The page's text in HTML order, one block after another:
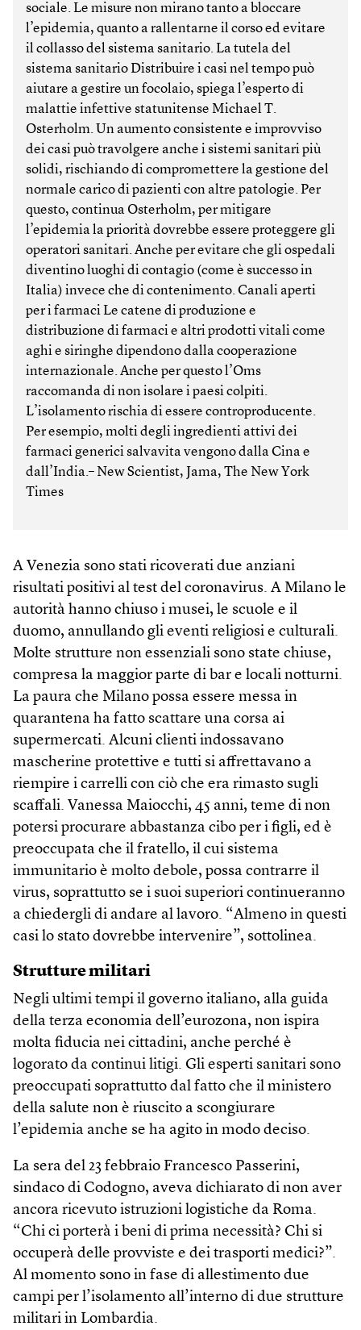
sociale. Le misure non mirano tanto a bloccare
l’epidemia, quanto a rallentarne il corso ed evitare
il collasso del sistema sanitario. La tutela del
sistema sanitario Distribuire i casi nel tempo può
aiutare a gestire un focolaio, spiega l’esperto di
malattie infettive statunitense Michael T.
Osterholm. Un aumento consistente e improvviso
dei casi può travolgere anche i sistemi sanitari più
solidi, rischiando di compromettere la gestione del
normale carico di pazienti con altre patologie. Per
questo, continua Osterholm, per mitigare
l’epidemia la priorità dovrebbe essere proteggere gli
operatori sanitari. Anche per evitare che gli ospedali
diventino luoghi di contagio (come è successo in
Italia) invece che di contenimento. Canali aperti
per i farmaci Le catene di produzione e
distribuzione di farmaci e altri prodotti vitali come
aghi e siringhe dipendono dalla cooperazione
internazionale. Anche per questo l’Oms
raccomanda di non isolare i paesi colpiti.
L’isolamento rischia di essere controproducente.
Per esempio, molti degli ingredienti attivi dei
farmaci generici salvavita vengono dalla Cina e
dall’India.– New Scientist, Jama, The New York
Times
A Venezia sono stati ricoverati due anziani
risultati positivi al test del coronavirus. A Milano le
autorità hanno chiuso i musei, le scuole e il
duomo, annullando gli eventi religiosi e culturali.
Molte strutture non essenziali sono state chiuse,
compresa la maggior parte di bar e locali notturni.
La paura che Milano possa essere messa in
quarantena ha fatto scattare una corsa ai
supermercati. Alcuni clienti indossavano
mascherine protettive e tutti si affrettavano a
riempire i carrelli con ciò che era rimasto sugli
scaffali. Vanessa Maiocchi, 45 anni, teme di non
potersi procurare abbastanza cibo per i figli, ed è
preoccupata che il fratello, il cui sistema
immunitario è molto debole, possa contrarre il
virus, soprattutto se i suoi superiori continueranno
a chiedergli di andare al lavoro. “Almeno in questi
casi lo stato dovrebbe intervenire”, sottolinea.
Strutture militari
Negli ultimi tempi il governo italiano, alla guida
della terza economia dell’eurozona, non ispira
molta fiducia nei cittadini, anche perché è
logorato da continui litigi. Gli esperti sanitari sono
preoccupati soprattutto dal fatto che il ministero
della salute non è riuscito a scongiurare
l’epidemia anche se ha agito in modo deciso.
La sera del 23 febbraio Francesco Passerini,
sindaco di Codogno, aveva dichiarato di non aver
ancora ricevuto istruzioni logistiche da Roma.
“Chi ci porterà i beni di prima necessità? Chi si
occuperà delle provviste e dei trasporti medici?”.
Al momento sono in fase di allestimento due
campi per l’isolamento all’interno di due strutture
militari in Lombardia.